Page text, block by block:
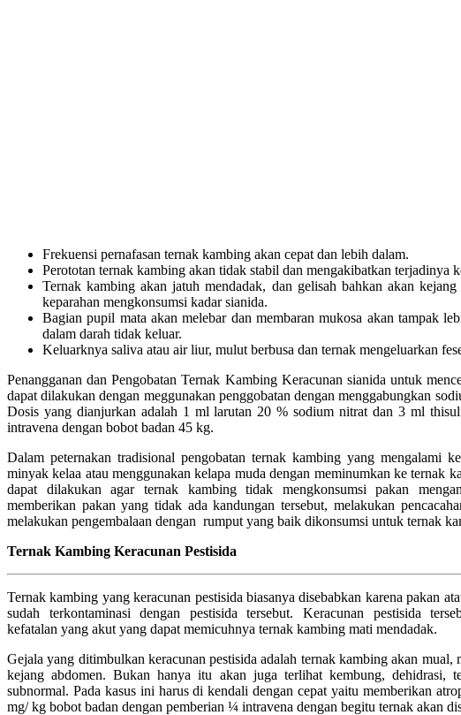
Frekuensi pernafasan ternak kambing akan cepat dan lebih dalam.
Perototan ternak kambing akan tidak stabil dan mengakibatkan terjadinya
Ternak kambing akan jatuh mendadak, dan gelisah bahkan akan
keparahan mengkonsumsi kadar sianida.
Bagian pupil mata akan melebar dan membaran mukosa akan tampak
dalam darah tidak keluar.
Keluarknya saliva atau air liur, mulut berbusa dan ternak mengeluarkan
Penangganan dan Pengobatan Ternak Kambing Keracunan sianida untuk
dapat dilakukan dengan meggunakan penggobatan dengan menggabungkan
Dosis yang dianjurkan adalah 1 ml larutan 20 % sodium nitrat dan 3 ml
intravena dengan bobot badan 45 kg.
Dalam peternakan tradisional pengobatan ternak kambing yang mengalami
minyak kelaa atau menggunakan kelapa muda dengan meminumkan ke ternak
dapat dilakukan agar ternak kambing tidak mengkonsumsi pakan
memberikan pakan yang tidak ada kandungan tersebut, melakukan
melakukan pengembalaan dengan rumput yang baik dikonsumsi untuk ternak
Ternak Kambing Keracunan Pestisida
Ternak kambing yang keracunan pestisida biasanya disebabkan karena pakan
sudah terkontaminasi dengan pestisida tersebut. Keracunan pestisida
kefatalan yang akut yang dapat memicuhnya ternak kambing mati mendadak.
Gejala yang ditimbulkan keracunan pestisida adalah ternak kambing akan mual,
kejang abdomen. Bukan hanya itu akan juga terlihat kembung, dehidrasi,
subnormal. Pada kasus ini harus di kendali dengan cepat yaitu memberikan
mg/ kg bobot badan dengan pemberian ¼ intravena dengan begitu ternak akan